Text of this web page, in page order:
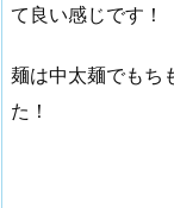
て良い感じです！
麺は中太麺でもち
た！